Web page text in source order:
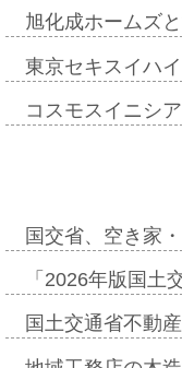
旭化成ホームズ
東京セキスイハ
コスモスイニシ
国交省、空き家
「2026年版国
国土交通省不動